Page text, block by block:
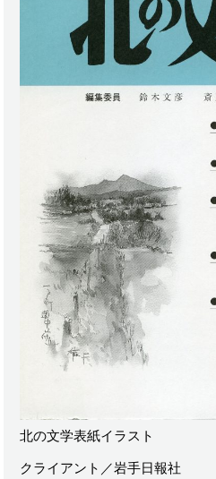
北の文学表紙イラスト
クライアント／岩手日報社